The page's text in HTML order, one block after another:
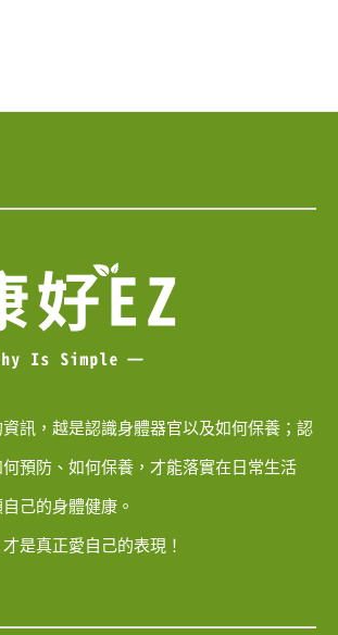
訊，越是認識身體器官以及如何保養；認
預防、如何保養，才能落實在日常生活
己的身體健康。
是真正愛自己的表現！